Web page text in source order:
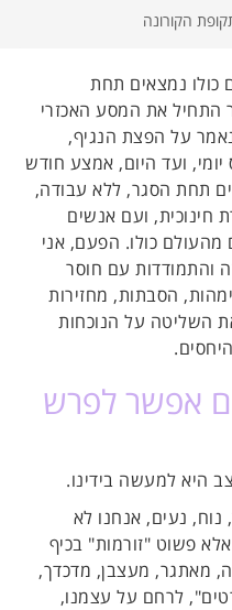
הקורונה
והעולם כולו נמצאים תחת
התחיל את המסע האכזרי
נאמר על הפצת הנגיף,
ועד היום, אמצע חודש
אנשים תחת הסגר, ללא עבודה,
חינוכית, ועם אנשים
שמבודדים מהעולם כולו. הפעם, אני
והתמודדות עם חוסר
הסבתות, מחזירות
השליטה על הנוכחות
אפשר לפרש
היא למעשה בידינו.
נעים, אנחנו לא
פשוט "זורמות" בכיף
מאתגר, מעצבן, מדכדך,
לרחם על עצמנו,